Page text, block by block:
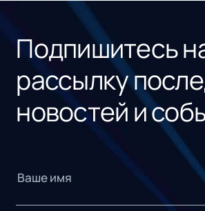
Подпишитесь
рассылку
новостей и